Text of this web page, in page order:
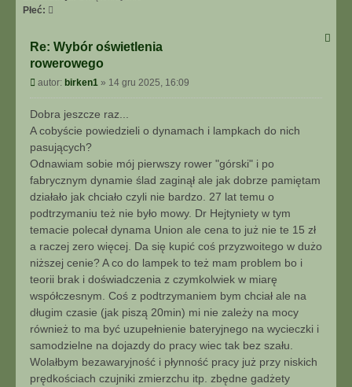
Płeć:
Re: Wybór oświetlenia
rowerowego
P
o
s
autor: birken1 » 14 gru 2025, 16:09
Dobra jeszcze raz...
A cobyście powiedzieli o dynamach i lampkach do nich
pasujących?
Odnawiam sobie mój pierwszy rower "górski" i po
fabrycznym dynamie ślad zaginął ale jak dobrze pamiętam
działało jak chciało czyli nie bardzo. 27 lat temu o
podtrzymaniu też nie było mowy. Dr Hejtyniety w tym
temacie polecał dynama Union ale cena to już nie te 15 zł
a raczej zero więcej. Da się kupić coś przyzwoitego w dużo
niższej cenie? A co do lampek to też mam problem bo i
teorii brak i doświadczenia z czymkolwiek w miarę
współczesnym. Coś z podtrzymaniem bym chciał ale na
długim czasie (jak piszą 20min) mi nie zależy na mocy
również to ma być uzupełnienie bateryjnego na wycieczki i
samodzielne na dojazdy do pracy wiec tak bez szału.
Wolałbym bezawaryjność i płynność pracy już przy niskich
prędkościach czujniki zmierzchu itp. zbędne gadżety